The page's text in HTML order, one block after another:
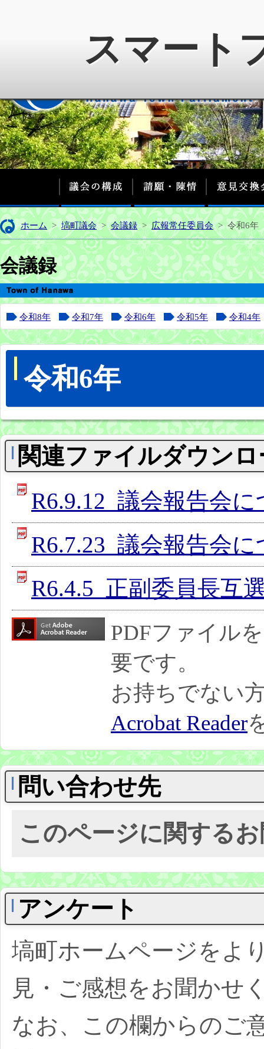
スマート
議会の構成 請願・陳情
ホーム > 塙町議会 > 会議録 > 広報常任委員会 > 令和6年
会議録
令和8年 令和7年 令和6年 令和5年 令和4年
令和6年
関連ファイルダウン
R6.9.12_議会報告会
R6.7.23_議会報告会
R6.4.5_正副委員長互
PDFファイル
要です。
お持ちでない
Acrobat Reader
問い合わせ先
このページに関する
アンケート
塙町ホームページをよ
見・ご感想をお聞かせ
なお、この欄からのご